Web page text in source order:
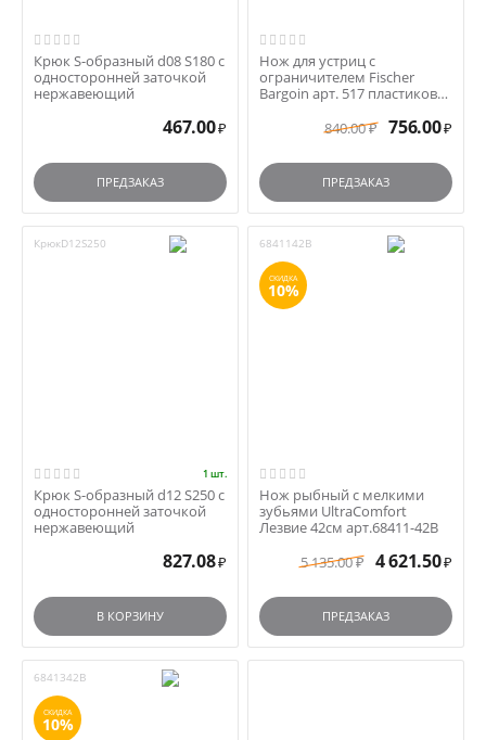
Крюк S-образный d08 S180 с
односторонней заточкой
нержавеющий
467.00 ₽
ПРЕДЗАКАЗ
Нож для устриц с
ограничителем Fischer
Bargoin арт. 517 пластиковая
840.00 ₽ 756.00 ₽
ПРЕДЗАКАЗ
КрюкD12S250
1 шт.
Крюк S-образный d12 S250 с
односторонней заточкой
нержавеющий
827.08 ₽
В КОРЗИНУ
6841142B
СКИДКА
10%
Нож рыбный с мелкими
зубьями UltraComfort
Лезвие 42см арт.68411-42B
5 135.00 ₽ 4 621.50 ₽
ПРЕДЗАКАЗ
6841342B
СКИДКА
10%